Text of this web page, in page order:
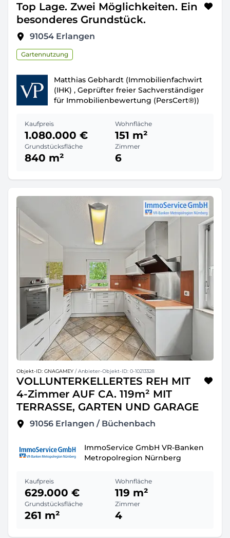
Top Lage. Zwei Möglichkeiten. Ein
besonderes Grundstück.
91054 Erlangen
Gartennutzung
Matthias Gebhardt (Immobilienfachwirt
(IHK) , Geprüfter freier Sachverständiger
für Immobilienbewertung (PersCert®))
Kaufpreis
1.080.000 €
Wohnfläche
151 m²
Grundstücksfläche
840 m²
Zimmer
6
Objekt-ID: GNAGAMEY / Anbieter-Objekt-ID: 0-10213328
VOLLUNTERKELLERTES REH MIT
4-Zimmer AUF CA. 119m² MIT
TERRASSE, GARTEN UND GARAGE
91056 Erlangen / Büchenbach
ImmoService GmbH VR-Banken
Metropolregion Nürnberg
Kaufpreis
629.000 €
Wohnfläche
119 m²
Grundstücksfläche
261 m²
Zimmer
4